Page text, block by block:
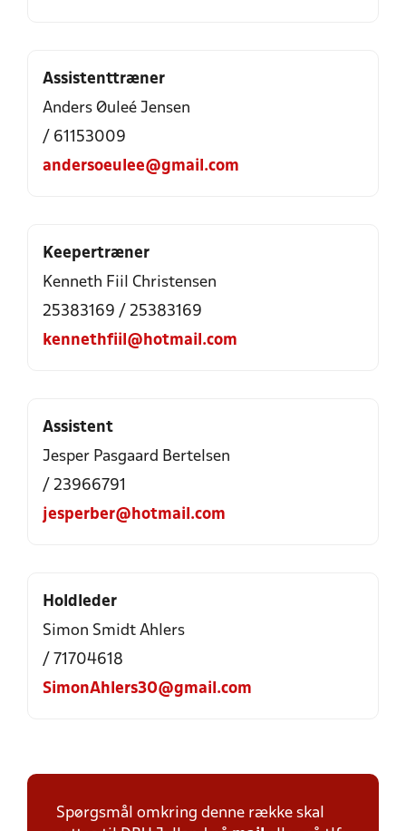
Assistenttræner
Anders Øuleé Jensen
/ 61153009
andersoeulee@gmail.com
Keepertræner
Kenneth Fiil Christensen
25383169 / 25383169
kennethfiil@hotmail.com
Assistent
Jesper Pasgaard Bertelsen
/ 23966791
jesperber@hotmail.com
Holdleder
Simon Smidt Ahlers
/ 71704618
SimonAhlers30@gmail.com
Spørgsmål omkring denne række skal